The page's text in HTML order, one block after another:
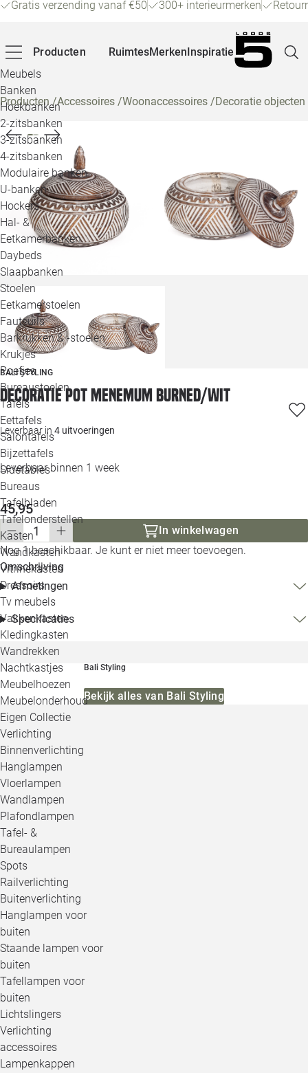
Gratis verzending vanaf €50 300+ interieurmerken
Producten
Meubels
Banken
Hoekbanken
2-zitsbanken
3-zitsbanken
4-zitsbanken
Modulaire banken
U-banken
Hockers
Hal- &
Eetkamerbanken
Daybeds
Slaapbanken
Stoelen
Eetkamerstoelen
Fauteuils
Barkrukken & -stoelen
Krukjes
Poefjes
Bureaustoelen
Tafels
Eettafels
Salontafels
Bijzettafels
Sidetables
Bureaus
Tafelbladen
Tafelonderstellen
Kasten
Wandkasten
Vitrinekasten
Dressoirs
Tv meubels
Vakkenkasten
Kledingkasten
Wandrekken
Nachtkastjes
Meubelhoezen
Meubelonderhoud
Eigen Collectie
Verlichting
Binnenverlichting
Hanglampen
Vloerlampen
Wandlampen
Plafondlampen
Tafel- &
Bureaulampen
Spots
Railverlichting
Buitenverlichting
Hanglampen voor
buiten
Staande lampen voor
buiten
Tafellampen voor
buiten
Lichtslingers
Verlichting
accessoires
Lampenkappen
RuimtesMerkenInspiratie
Producten/Accessoires /Woonaccessoires /Decoratie objecten
BALI STYLING
Decoratie pot Menemum burned/wit
Leverbaar in 4 uitvoeringen
Leverbaar binnen 1 week
45,95
In winkelwagen
Nog 1 beschikbaar. Je kunt er niet meer toevoegen.
Omschrijving
Afmetingen
Specificaties
Bali Styling
Bekijk alles van Bali Styling